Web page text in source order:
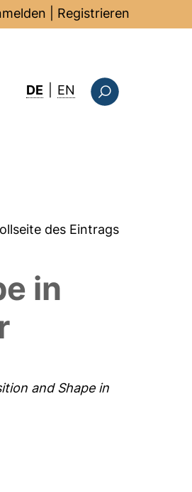
Registrieren
DE EN : this page in
des Eintrags
in
and Shape in